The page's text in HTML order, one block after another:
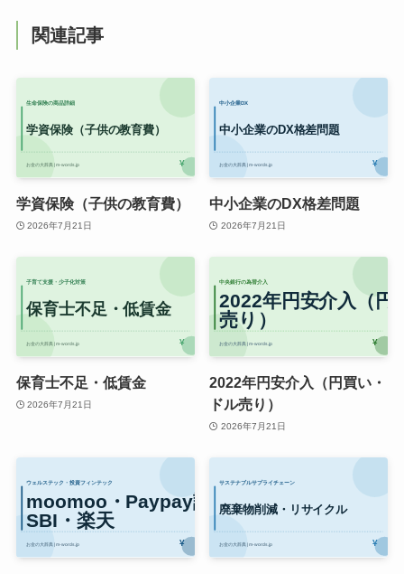
関連記事
学資保険（子供の教育費）
2026年7月21日
中小企業のDX格差問題
2026年7月21日
保育士不足・低賃金
2026年7月21日
2022年円安介入（円買い・
ドル売り）
2026年7月21日